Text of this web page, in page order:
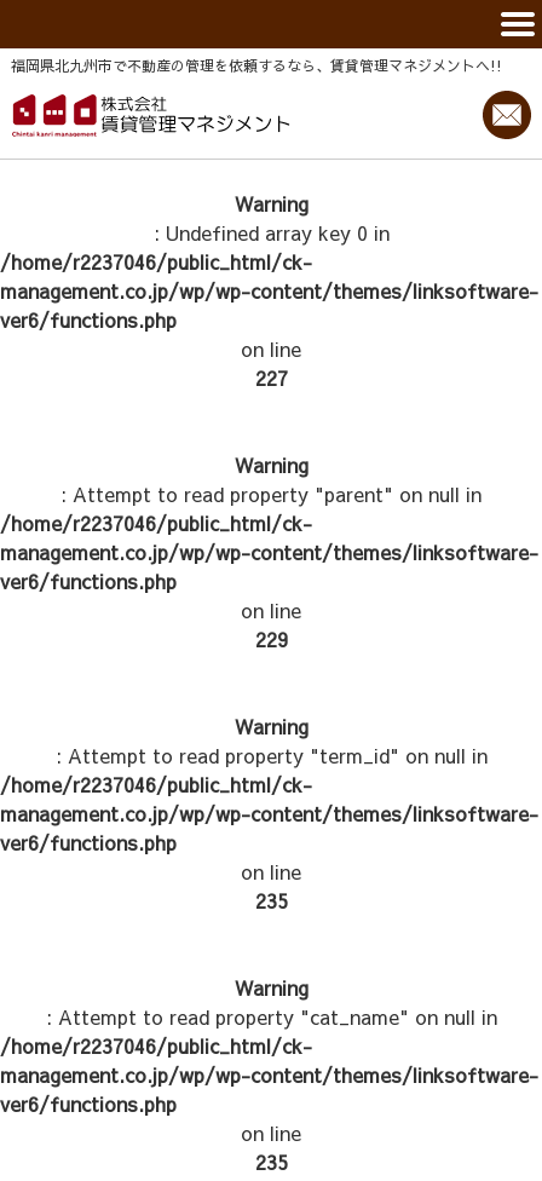
福岡県北九州市で不動産の管理を依頼するなら、賃貸管理マネジメントヘ!!
Warning
: Undefined array key 0 in
/home/r2237046/public_html/ck-
management.co.jp/wp/wp-content/themes/linksoftware-
ver6/functions.php
on line
227
Warning
: Attempt to read property "parent" on null in
/home/r2237046/public_html/ck-
management.co.jp/wp/wp-content/themes/linksoftware-
ver6/functions.php
on line
229
Warning
: Attempt to read property "term_id" on null in
/home/r2237046/public_html/ck-
management.co.jp/wp/wp-content/themes/linksoftware-
ver6/functions.php
on line
235
Warning
: Attempt to read property "cat_name" on null in
/home/r2237046/public_html/ck-
management.co.jp/wp/wp-content/themes/linksoftware-
ver6/functions.php
on line
235